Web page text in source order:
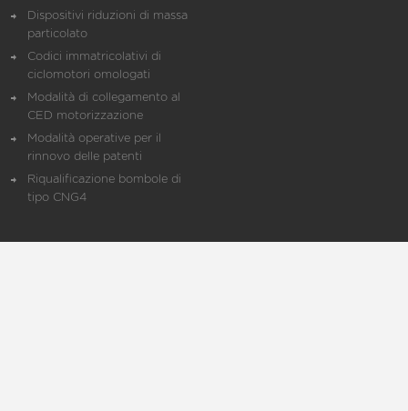
Dispositivi riduzioni di massa
particolato
Codici immatricolativi di
ciclomotori omologati
Modalità di collegamento al
CED motorizzazione
Modalità operative per il
rinnovo delle patenti
Riqualificazione bombole di
tipo CNG4